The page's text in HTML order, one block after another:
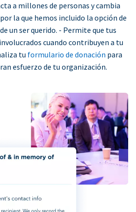
a millones de personas y cambia
la que hemos incluido la opción de
un ser querido. - Permite que tus
cuando contribuyen a tu
tu formulario de donación para
esfuerzo de tu organización.